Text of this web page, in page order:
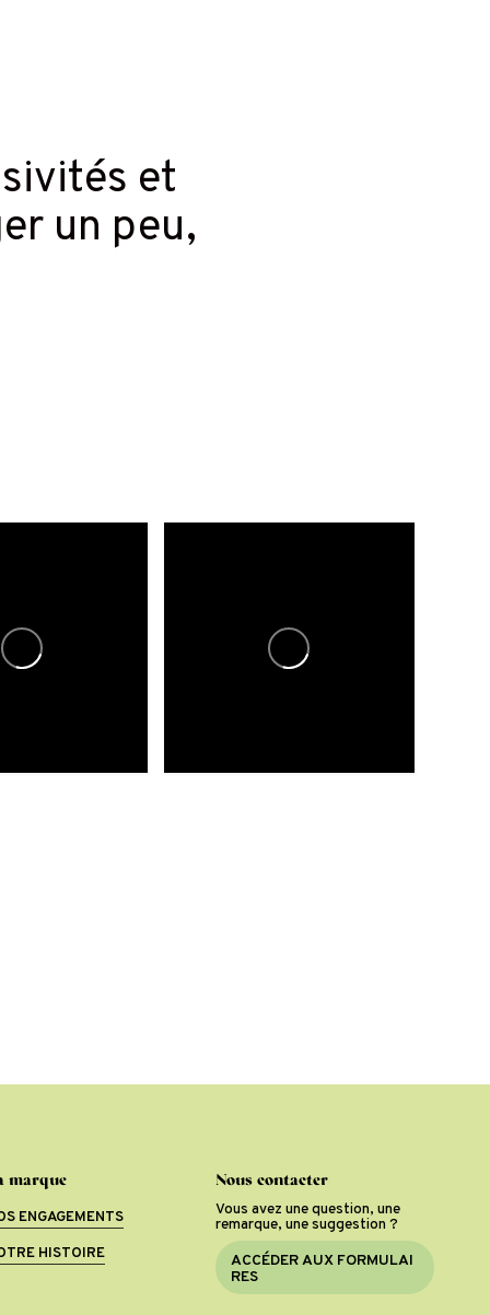
et
un peu,
marque
ENGAGEMENTS
HISTOIRE
Nous contacter
Vous avez une question, une
remarque, une suggestion ?
ACCÉDERAUX FORMULAI
RES